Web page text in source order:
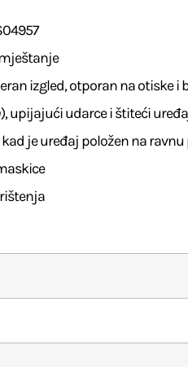
izgled, otporan na otiske i
upijajući udarce i štiteći
je uređaj položen na